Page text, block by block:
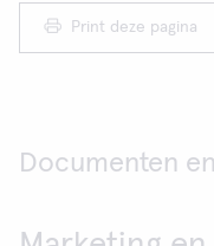
Print deze pagina
Documenten